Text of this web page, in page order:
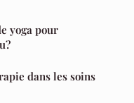
yoga pour
dans les soins